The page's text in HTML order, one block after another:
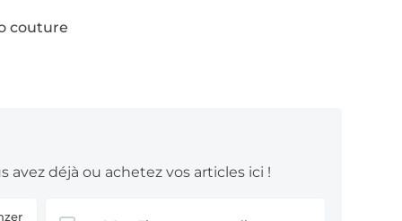
couture
avez déjà ou achetez vos articles ici !